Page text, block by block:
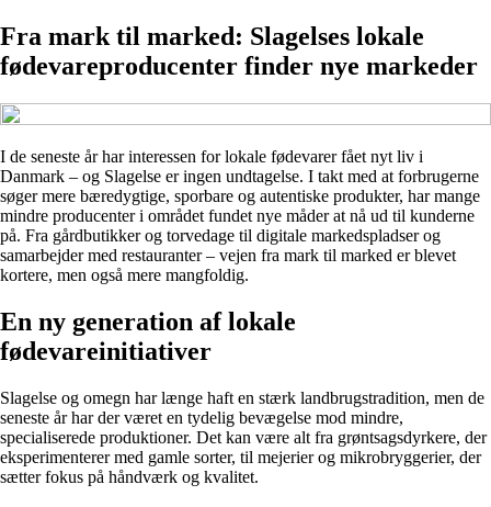
Fra mark til marked: Slagelses lokale
fødevareproducenter finder nye markeder
I de seneste år har interessen for lokale fødevarer fået nyt liv i
Danmark – og Slagelse er ingen undtagelse. I takt med at forbrugerne
søger mere bæredygtige, sporbare og autentiske produkter, har mange
mindre producenter i området fundet nye måder at nå ud til kunderne
på. Fra gårdbutikker og torvedage til digitale markedspladser og
samarbejder med restauranter – vejen fra mark til marked er blevet
kortere, men også mere mangfoldig.
En ny generation af lokale
fødevareinitiativer
Slagelse og omegn har længe haft en stærk landbrugstradition, men de
seneste år har der været en tydelig bevægelse mod mindre,
specialiserede produktioner. Det kan være alt fra grøntsagsdyrkere, der
eksperimenterer med gamle sorter, til mejerier og mikrobryggerier, der
sætter fokus på håndværk og kvalitet.